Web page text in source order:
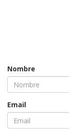
Nombre
Email